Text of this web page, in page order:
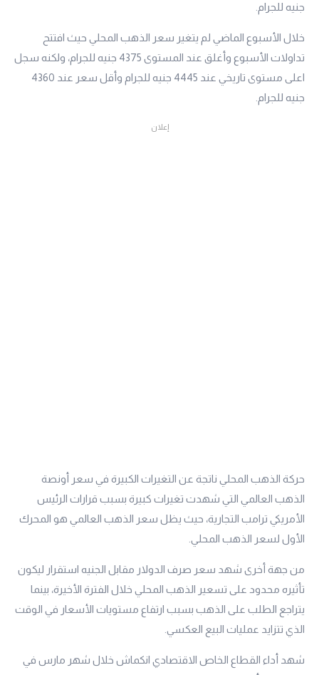
جنيه للجرام.
خلال الأسبوع الماضي لم يتغير سعر الذهب المحلي حيث افتتح
تداولات الأسبوع وأغلق عند المستوى 4375 جنيه للجرام، ولكنه سجل
اعلى مستوى تاريخي عند 4445 جنيه للجرام وأقل سعر عند 4360
جنيه للجرام.
إعلان
حركة الذهب المحلي ناتجة عن التغيرات الكبيرة في سعر أونصة
الذهب العالمي التي شهدت تغيرات كبيرة بسبب قرارات الرئيس
الأمريكي ترامب التجارية، حيث يظل سعر الذهب العالمي هو المحرك
الأول لسعر الذهب المحلي.
من جهة أخرى شهد سعر صرف الدولار مقابل الجنيه استقرار ليكون
تأثيره محدود على تسعير الذهب المحلي خلال الفترة الأخيرة، بينما
يتراجع الطلب على الذهب بسبب ارتفاع مستويات الأسعار في الوقت
الذي تتزايد عمليات البيع العكسي.
شهد أداء القطاع الخاص الاقتصادي انكماش خلال شهر مارس في